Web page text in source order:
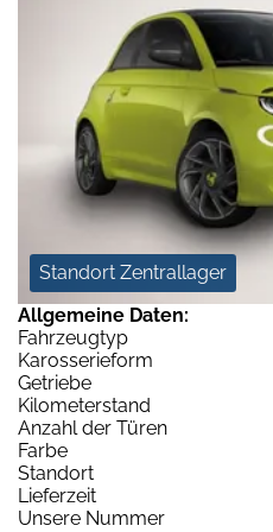
Standort Zentrallager
Allgemeine Daten:
Fahrzeugtyp
Karosserieform
Getriebe
Kilometerstand
Anzahl der Türen
Farbe
Standort
Lieferzeit
Unsere Nummer